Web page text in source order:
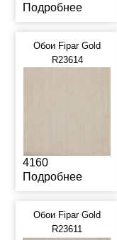
Подробнее
Обои Fipar Gold
R23614
4160
Подробнее
Обои Fipar Gold
R23611